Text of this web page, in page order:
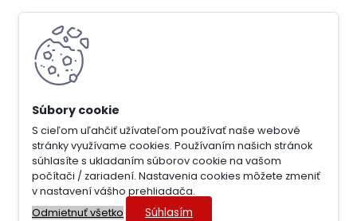
S cieľom uľahčiť užívateľom používať naše webové
stránky využívame cookies. Používaním našich stránok
súhlasíte s ukladaním súborov cookie na vašom
počítači / zariadení. Nastavenia cookies môžete zmeniť
v nastavení vášho prehliadača.
Odmietnuť všetko
Súhlasím